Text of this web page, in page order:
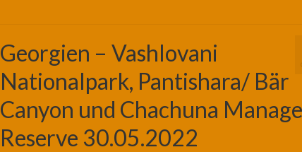
Georgien – Vashlovani
Nationalpark, Pantishara/ Bär
Canyon und Chachuna
Reserve 30.05.2022